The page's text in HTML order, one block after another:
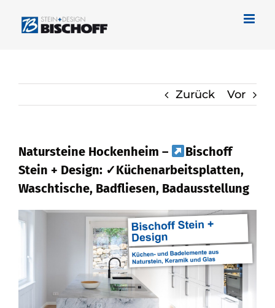
Inhalt
Zurück Vor
Natursteine Hockenheim –
Bischoff
Stein + Design: ✓Küchenarbeitsplatten,
Waschtische, Badfliesen, Badausstellung
Gleich bei
Bischoff Stein + Design für
Hockenheim Naturstein oder
✓Waschtische, Badfliese,
Küchenarbeitsplatte, Badausstellung
anschauen. Reservieren Sie ✓Badfliese,
✓Küchenarbeitsplatte, ✓Naturstein,